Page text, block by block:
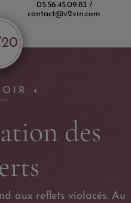
05.56.45.09.83 /
contact@v2vin.com
+
des
aux reflets violacés. Au